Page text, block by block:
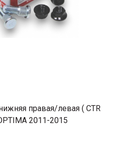
правая/левая ( CTR
2011-2015